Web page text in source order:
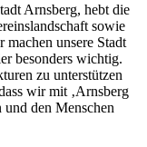
Arnsberg, hebt die
sowie
machen unsere Stadt
besonders wichtig.
zu unterstützen
wir mit ‚Arnsberg
und den Menschen